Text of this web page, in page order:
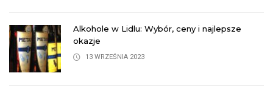
Alkohole w Lidlu: Wybór, ceny i najlepsze
okazje
13 WRZEŚNIA 2023